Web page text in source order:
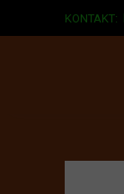
KONTAKT: